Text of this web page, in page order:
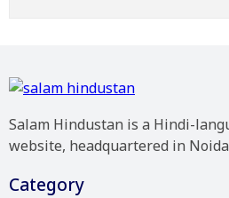
Salam Hindustan is a Hindi-
website, headquartered in
Category